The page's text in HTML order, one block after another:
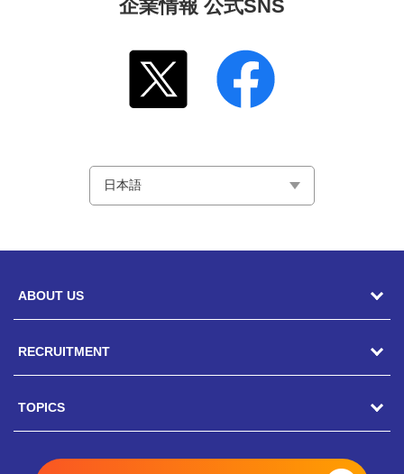
企業情報 公式SNS
ABOUT US
駿河屋の風土
RECRUITMENT
キャリア採用
TOPICS
トピックス一覧